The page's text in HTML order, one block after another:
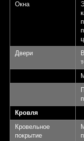
Окна
Двери
Кровля
Кровельное
покрытие